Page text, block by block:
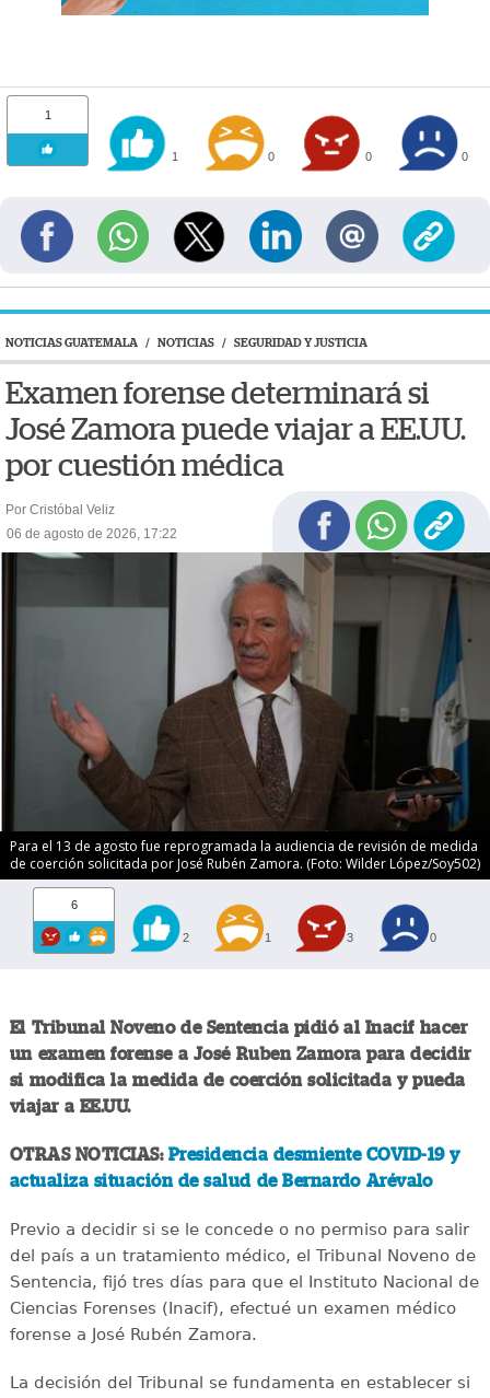
1
1 0 0 0
NOTICIAS GUATEMALA / NOTICIAS / SEGURIDAD Y JUSTICIA
Examen forense determinará si
José Zamora puede viajar a EE.UU.
por cuestión médica
Por Cristóbal Veliz
06 de agosto de 2026, 17:22
Para el 13 de agosto fue reprogramada la audiencia de revisión de medida
de coerción solicitada por José Rubén Zamora. (Foto: Wilder López/Soy502)
6
2 1 3 0
El Tribunal Noveno de Sentencia pidió al Inacif hacer
un examen forense a José Ruben Zamora para decidir
si modifica la medida de coerción solicitada y pueda
viajar a EE.UU.
OTRAS NOTICIAS: Presidencia desmiente COVID-19 y
actualiza situación de salud de Bernardo Arévalo
Previo a decidir si se le concede o no permiso para salir
del país a un tratamiento médico, el Tribunal Noveno de
Sentencia, fijó tres días para que el Instituto Nacional de
Ciencias Forenses (Inacif), efectué un examen médico
forense a José Rubén Zamora.
La decisión del Tribunal se fundamenta en establecer si